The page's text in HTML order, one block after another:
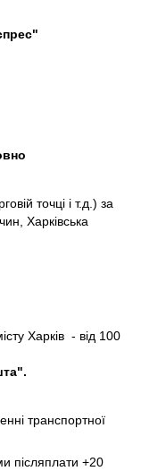
точці і т.д.) за
Харківська
Харків - від 100
транспортної
післяплати +20